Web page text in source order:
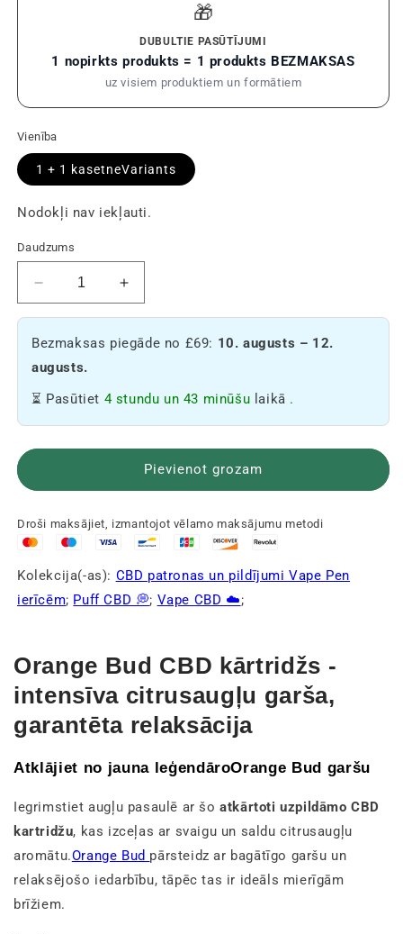
🎁
DUBULTIE PASŪTĪJUMI
1 nopirkts produkts = 1 produkts BEZMAKSAS
uz visiem produktiem un formātiem
Vienība
1 + 1 kasetneVariants
Nodokļi nav iekļauti.
Daudzums
Samazināt
Orange
CBD
kasetnes
🍊
Palielināt
Orange
CBD
🍊
Bezmaksas piegāde no £69: 10. augusts – 12.
augusts.
⏳ Pasūtiet 4 stundu un 43 minūšu laikā .
Pievienot grozam
Droši maksājiet, izmantojot vēlamo maksājumu metodi
Kolekcija(-as): CBD patronas un pildījumi Vape Pen
ierīcēm; Puff CBD 💭; Vape CBD ☁️;
Orange Bud CBD kārtridžs -
intensīva citrusaugļu garša,
garantēta relaksācija
Atklājiet no jauna leģendāroOrange Bud garšu
Iegrimstiet augļu pasaulē ar šoatkārtoti uzpildāmo CBD
kartridžu, kas izceļas ar svaigu un saldu citrusaugļu
aromātu.Orange Bud pārsteidz ar bagātīgo garšu un
relaksējošo iedarbību, tāpēc tas ir ideāls mierīgām
brīžiem.